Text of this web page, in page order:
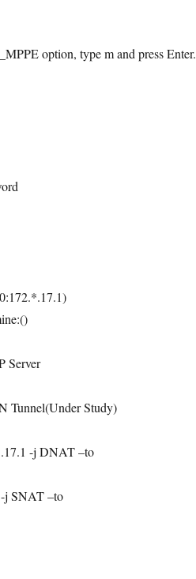
option, type m and press Enter.
Server
Tunnel(Under Study)
-j DNAT –to
j SNAT –to